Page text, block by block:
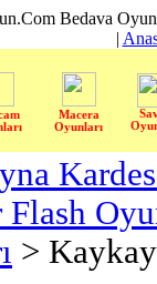
Bedava
|
Macera
Oyunları
Flash
>